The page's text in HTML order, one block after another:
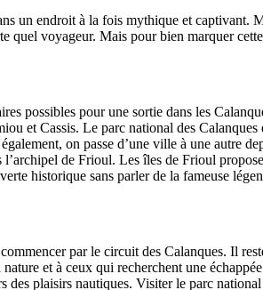
un endroit à la fois mythique et captivant.
quel voyageur. Mais pour bien marquer
possibles pour une sortie dans les
et Cassis. Le parc national des
on passe d’une ville à une autre
de Frioul. Les îles de Frioul
historique sans parler de la fameuse
par le circuit des Calanques. Il
et à ceux qui recherchent une
plaisirs nautiques. Visiter le parc